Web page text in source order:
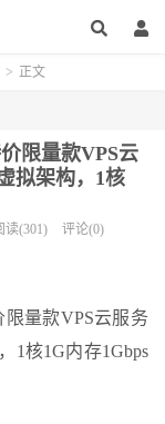
> 正文
限量款VPS云
拟架构，1核
读(301) 评论(0)